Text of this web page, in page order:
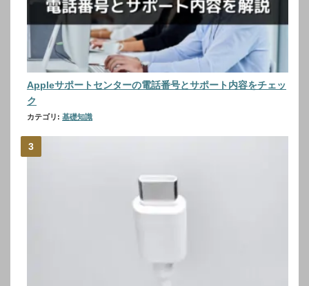
Appleサポートセンターの電話番号とサポート内容をチェッ
ク
カテゴリ: 基礎知識